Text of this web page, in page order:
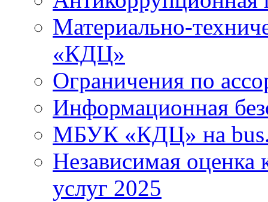
Материально-
«КДЦ»
Ограничения по
Информационная
МБУК «КДЦ» на
Независимая оценка
услуг 2025